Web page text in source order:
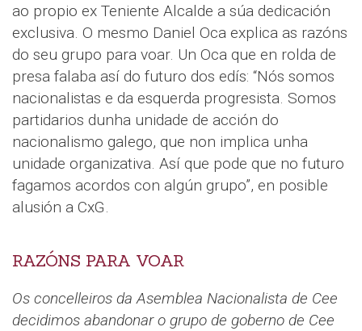
ao propio ex Teniente Alcalde a súa dedicación
exclusiva. O mesmo Daniel Oca explica as razóns
do seu grupo para voar. Un Oca que en rolda de
presa falaba así do futuro dos edís: “Nós somos
nacionalistas e da esquerda progresista. Somos
partidarios dunha unidade de acción do
nacionalismo galego, que non implica unha
unidade organizativa. Así que pode que no futuro
fagamos acordos con algún grupo”, en posible
alusión a CxG.
RAZÓNS PARA VOAR
Os concelleiros da Asemblea Nacionalista de Cee
decidimos abandonar o grupo de goberno de Cee